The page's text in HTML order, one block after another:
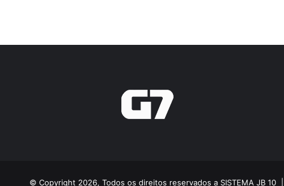
© Copyright 2026, Todos os direitos reservados a SISTEMA JB 10 |